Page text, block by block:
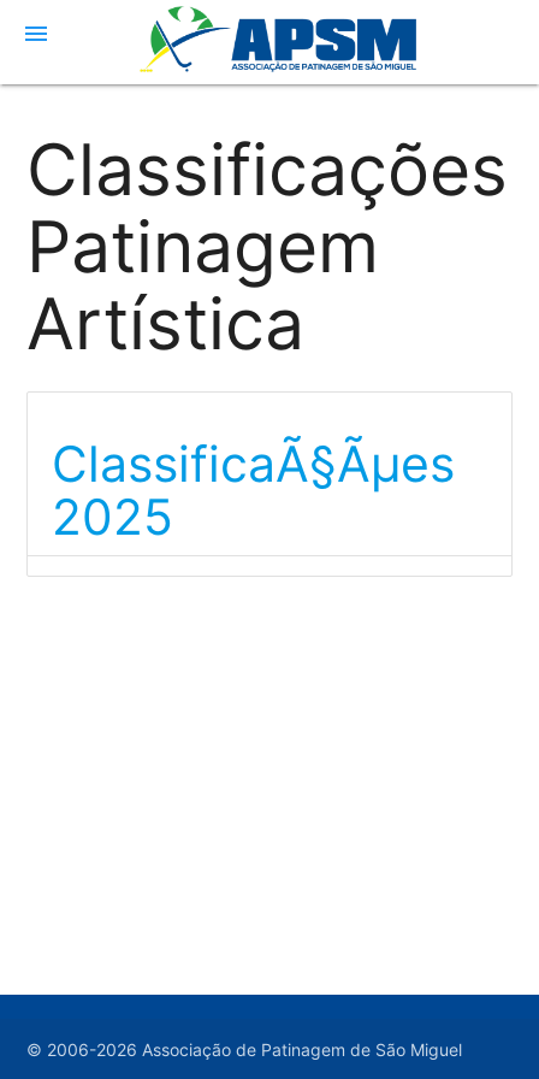
menu
Classificações
Patinagem
Artística
ClassificaÃ§Ãµes
2025
© 2006-2026 Associação de Patinagem de São Miguel